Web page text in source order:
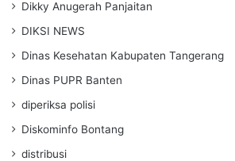
Dikky Anugerah Panjaitan
DIKSI NEWS
Dinas Kesehatan Kabupaten Tangerang
Dinas PUPR Banten
diperiksa polisi
Diskominfo Bontang
distribusi